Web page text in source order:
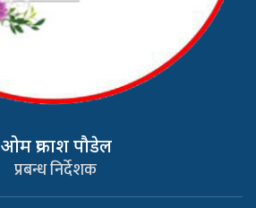
ओम प्रकाश पौडेल
प्रबन्ध निर्देशक